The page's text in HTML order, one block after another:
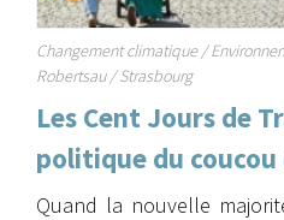
Changement climatique/
Robertsau/Strasbourg
Les Cent Jours de
politique du coucou
Quand la nouvelle